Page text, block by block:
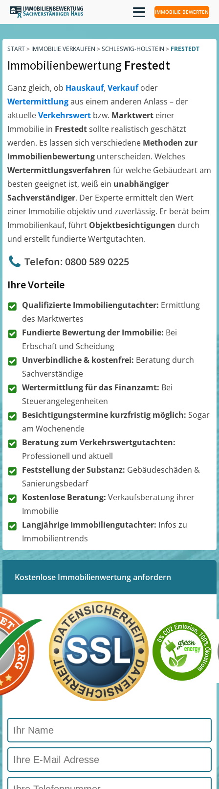
IMMOBILIE BEWERTEN
START> IMMOBILIE VERKAUFEN > SCHLESWIG-HOLSTEIN > FRESTEDT
Immobilienbewertung Frestedt
Ganz gleich, ob Hauskauf, Verkaufoder
Wertermittlungaus einem anderen Anlass – der
aktuelleVerkehrswert bzw. Marktwert einer
Immobilie in Frestedtsollte realistisch geschätzt
werden. Es lassen sich verschiedene Methoden zur
Immobilienbewertung unterscheiden. Welches
Wertermittlungsverfahren für welche Gebäudeart am
besten geeignet ist, weiß ein unabhängiger
Sachverständiger. Der Experte ermittelt den Wert
einer Immobilie objektiv und zuverlässig. Er berät beim
Immobilienkauf, führt Objektbesichtigungen durch
und erstellt fundierte Wertgutachten.
Telefon: 0800 589 0225
Ihre Vorteile
Qualifizierte Immobiliengutachter: Ermittlung
des Marktwertes
Fundierte Bewertung der Immobilie: Bei
Erbschaft und Scheidung
Unverbindliche & kostenfrei: Beratung durch
Sachverständige
Wertermittlung für das Finanzamt: Bei
Steuerangelegenheiten
Besichtigungstermine kurzfristig möglich: Sogar
am Wochenende
Beratung zum Verkehrswertgutachten:
Professionell und aktuell
Feststellung der Substanz: Gebäudeschäden &
Sanierungsbedarf
Kostenlose Beratung: Verkaufsberatung ihrer
Immobilie
Langjährige Immobiliengutachter: Infos zu
Immobilientrends
Kostenlose Immobilienwertung anfordern